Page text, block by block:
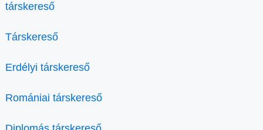
társkereső
Társkereső
Erdélyi társkereső
Romániai társkereső